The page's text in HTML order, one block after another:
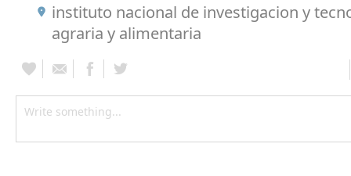
instituto nacional de investigacion y
agraria y alimentaria